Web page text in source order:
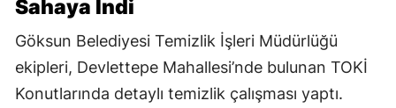
Sahaya İndi
Göksun Belediyesi Temizlik İşleri Müdürlüğü
ekipleri, Devlettepe Mahallesi’nde bulunan TOKİ
Konutlarında detaylı temizlik çalışması yaptı.